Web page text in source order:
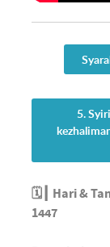
5.
🗓️┃ Hari &
1447